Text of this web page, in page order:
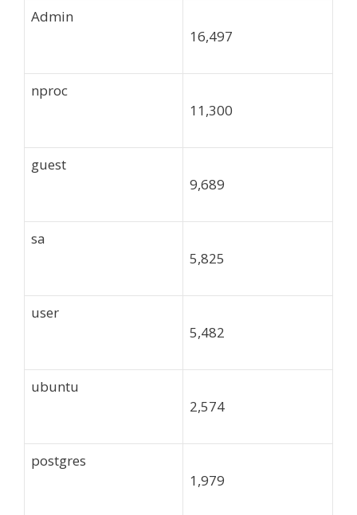
Admin
16,497
nproc
11,300
guest
9,689
sa
5,825
user
5,482
ubuntu
2,574
postgres
1,979